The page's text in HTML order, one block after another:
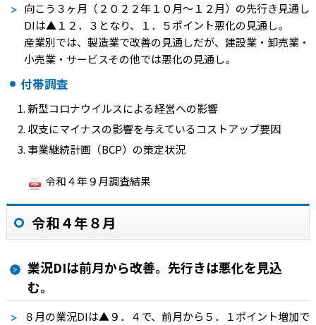
向こう３ヶ月（２０２２年１０月～１２月）の先行き見通し
DIは▲１２．３ となり、１．５ポイント悪化の見通し。
産業別では、製造業で改善の見通しだが、建設業・卸売業・
小売業・サービスその他では悪化の見通し。
付帯調査
新型コロナウイルスによる経営への影響
収支にマイナスの影響を与えているコストアップ要因
事業継続計画（BCP）の策定状況
令和４年９月調査結果
令和４年８月
業況DIは前月から改善。先行きは悪化を見込
む。
８月の業況DIは▲９．４で、前月から５．１ポイント増加で